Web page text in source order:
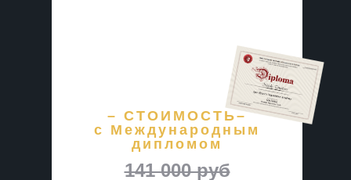
141 000 руб
– СТОИМОСТЬ–
с Международным
дипломом